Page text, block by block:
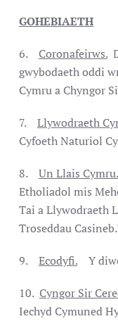
GOHEBIAETH
6. Coronafeirws.
gwybodaeth oddi
Cymru a Chyngor
7. Llywodraeth
Cyfoeth Naturiol
8. Un Llais Cymru.
Etholiadol mis
Tai a Llywodraeth
Troseddau
9. Ecodyfi.Y
10. Cyngor Sir
Iechyd Cymuned